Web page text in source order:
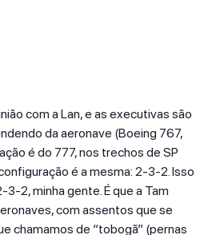
com a Lan, e as executivas são
da aeronave (Boeing 767,
é do 777, nos trechos de SP
é a mesma: 2-3-2. Isso
2, minha gente. É que a Tam
com assentos que se
chamamos de “tobogã” (pernas